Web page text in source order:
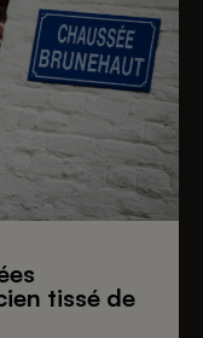
tissé de